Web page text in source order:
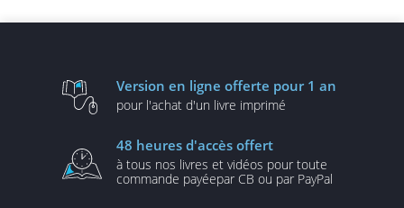
Version en ligne offerte pour 1 an
pour l'achat d'un livre imprimé
48 heures d'accès offert
à tous nos livres et vidéos pour toute
commande payéepar CB ou par PayPal